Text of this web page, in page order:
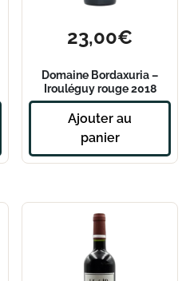
23,00€
Domaine Bordaxuria –
Irouléguy rouge 2018
Ajouter au
panier